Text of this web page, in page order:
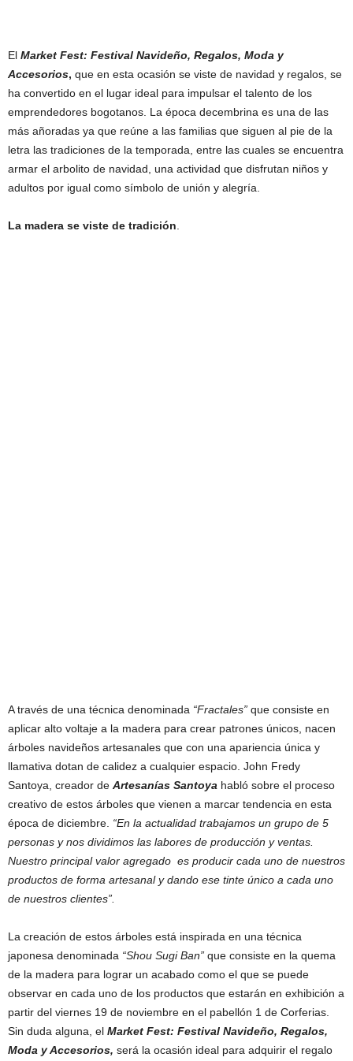
El Market Fest: Festival Navideño, Regalos, Moda y
Accesorios, que en esta ocasión se viste de navidad y regalos, se
ha convertido en el lugar ideal para impulsar el talento de los
emprendedores bogotanos. La época decembrina es una de las
más añoradas ya que reúne a las familias que siguen al pie de la
letra las tradiciones de la temporada, entre las cuales se encuentra
armar el arbolito de navidad, una actividad que disfrutan niños y
adultos por igual como símbolo de unión y alegría.
La madera se viste de tradición
A través de una técnica denominada “Fractales” que consiste en
aplicar alto voltaje a la madera para crear patrones únicos, nacen
árboles navideños artesanales que con una apariencia única y
llamativa dotan de calidez a cualquier espacio. John Fredy
Santoya, creador de Artesanías Santoya habló sobre el proceso
creativo de estos árboles que vienen a marcar tendencia en esta
época de diciembre. “En la actualidad trabajamos un grupo de 5
personas y nos dividimos las labores de producción y ventas.
Nuestro principal valor agregado es producir cada uno de nuestros
productos de forma artesanal y dando ese tinte único a cada uno
de nuestros clientes”.
La creación de estos árboles está inspirada en una técnica
japonesa denominada “Shou Sugi Ban” que consiste en la quema
de la madera para lograr un acabado como el que se puede
observar en cada uno de los productos que estarán en exhibición a
partir del viernes 19 de noviembre en el pabellón 1 de Corferias.
Sin duda alguna, el Market Fest: Festival Navideño, Regalos,
Moda y Accesorios, será la ocasión ideal para adquirir el regalo